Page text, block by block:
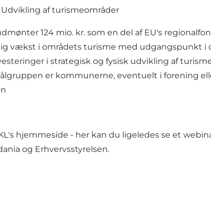
Udvikling af turismeområder
124 mio. kr. som en del af EU's
vækst i områdets turisme med udgangspunkt i
i strategisk og fysisk udvikling af
er kommunerne, eventuelt i forening
hjemmeside - her kan du ligeledes se et
og Erhvervsstyrelsen.